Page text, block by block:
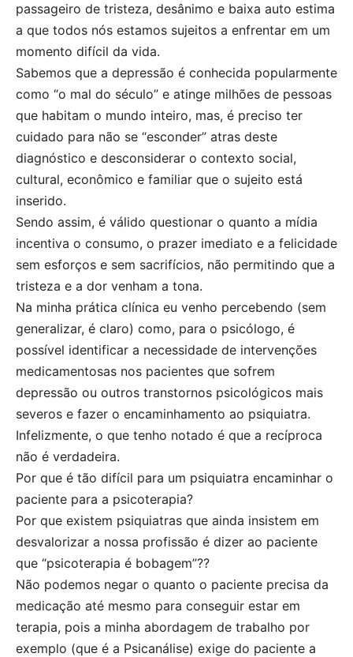
passageiro de tristeza, desânimo e baixa auto estima
a que todos nós estamos sujeitos a enfrentar em um
momento difícil da vida.
Sabemos que a depressão é conhecida popularmente
como “o mal do século” e atinge milhões de pessoas
que habitam o mundo inteiro, mas, é preciso ter
cuidado para não se “esconder” atras deste
diagnóstico e desconsiderar o contexto social,
cultural, econômico e familiar que o sujeito está
inserido.
Sendo assim, é válido questionar o quanto a mídia
incentiva o consumo, o prazer imediato e a felicidade
sem esforços e sem sacrifícios, não permitindo que a
tristeza e a dor venham a tona.
Na minha prática clínica eu venho percebendo (sem
generalizar, é claro) como, para o psicólogo, é
possível identificar a necessidade de intervenções
medicamentosas nos pacientes que sofrem
depressão ou outros transtornos psicológicos mais
severos e fazer o encaminhamento ao psiquiatra.
Infelizmente, o que tenho notado é que a recíproca
não é verdadeira.
Por que é tão difícil para um psiquiatra encaminhar o
paciente para a psicoterapia?
Por que existem psiquiatras que ainda insistem em
desvalorizar a nossa profissão é dizer ao paciente
que “psicoterapia é bobagem”??
Não podemos negar o quanto o paciente precisa da
medicação até mesmo para conseguir estar em
terapia, pois a minha abordagem de trabalho por
exemplo (que é a Psicanálise) exige do paciente a